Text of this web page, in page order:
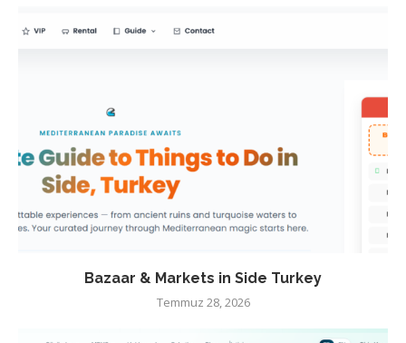
Bazaar & Markets in Side Turkey
Temmuz 28, 2026